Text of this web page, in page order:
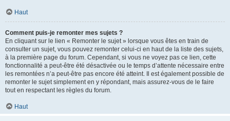
Haut
Comment puis-je remonter mes sujets ?
En cliquant sur le lien « Remonter le sujet » lorsque vous êtes en train de
consulter un sujet, vous pouvez remonter celui-ci en haut de la liste des sujets,
à la première page du forum. Cependant, si vous ne voyez pas ce lien, cette
fonctionnalité a peut-être été désactivée ou le temps d’attente nécessaire entre
les remontées n’a peut-être pas encore été atteint. Il est également possible de
remonter le sujet simplement en y répondant, mais assurez-vous de le faire
tout en respectant les règles du forum.
Haut